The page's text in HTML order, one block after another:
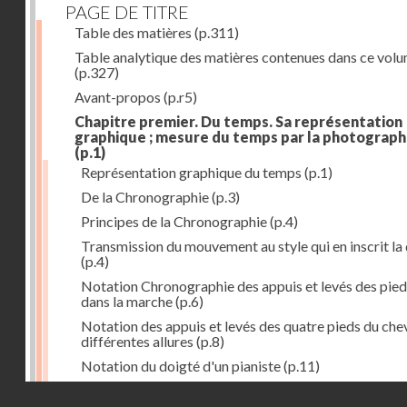
PAGE DE TITRE
Table des matières (p.311)
Table analytique des matières contenues dans ce
(p.327)
Avant-propos (p.r5)
Chapitre premier. Du temps. Sa représentation
graphique ; mesure du temps par la
(p.1)
Représentation graphique du temps (p.1)
De la Chronographie(p.3)
Principes de la Chronographie(p.4)
Transmission du mouvement au style qui en inscrit la
(p.4)
Notation Chronographie des appuis et levés des
dans la marche(p.6)
Notation des appuis et levés des quatre pieds du
différentes allures (p.8)
Notation du doigté d'un pianiste(p.11)